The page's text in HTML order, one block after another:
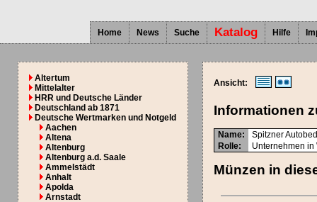
Home News Suche Katalog Hilfe
Altertum
Mittelalter
HRR und Deutsche Länder
Deutschland ab 1871
Deutsche Wertmarken und Notgeld
Aachen
Altena
Altenburg
Altenburg a.d. Saale
Ammelstädt
Anhalt
Apolda
Arnstadt
Ansicht:
Informationen
Name:
Spitzner
Rolle:
Unternehmen in
Münzen in